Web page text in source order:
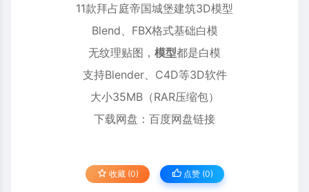
11款拜占庭帝国城堡建筑3D模型
Blend、FBX格式基础白模
无纹理贴图， 模型都是白模
支持Blender、C4D等3D软件
大小35MB（RAR压缩包）
下载网盘：百度网盘链接
收藏 (0) 点赞 (0)